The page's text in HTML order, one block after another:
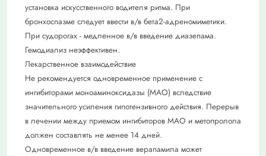
установка искусственного водителя ритма. При
бронхоспазме следует ввести в/в бета2-адреномиметики.
При судорогах - медленное в/в введение диазепама.
Гемодиализ неэффективен.
Лекарственное взаимодействие
Не рекомендуется одновременное применение с
ингибиторами моноаминоксидазы (МАО) вследствие
значительного усиления гипотензивного действия. Перерыв
в лечении между приемом ингибиторов МАО и метопролола
должен составлять не менее 14 дней.
Одновременное в/в введение верапамила может